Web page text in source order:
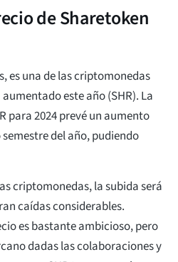
de Sharetoken
es una de las criptomonedas
este año (SHR). La
para 2024 prevé un aumento
del año, pudiendo
criptomonedas, la subida será
caídas considerables.
es bastante ambicioso, pero
dadas las colaboraciones y